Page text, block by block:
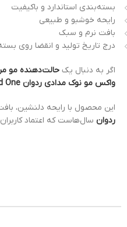
بسته‌بندی استاندارد و باکیفیت
رایحه خوشبو و طبیعی
بافت نرم و سبک
درج تاریخ تولید و انقضا روی
اگر به دنبال یک حالت‌دهنده مو
واکس مو نوک مدادی ردوان Red One مدل Quiksilver حجم 150 میل
این محصول با رایحه دلنشین،
ردوان سال‌هاست که اعتماد